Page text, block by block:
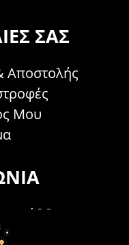
ΣΑΣ
Αποστολής
Μου
- Σάββατο